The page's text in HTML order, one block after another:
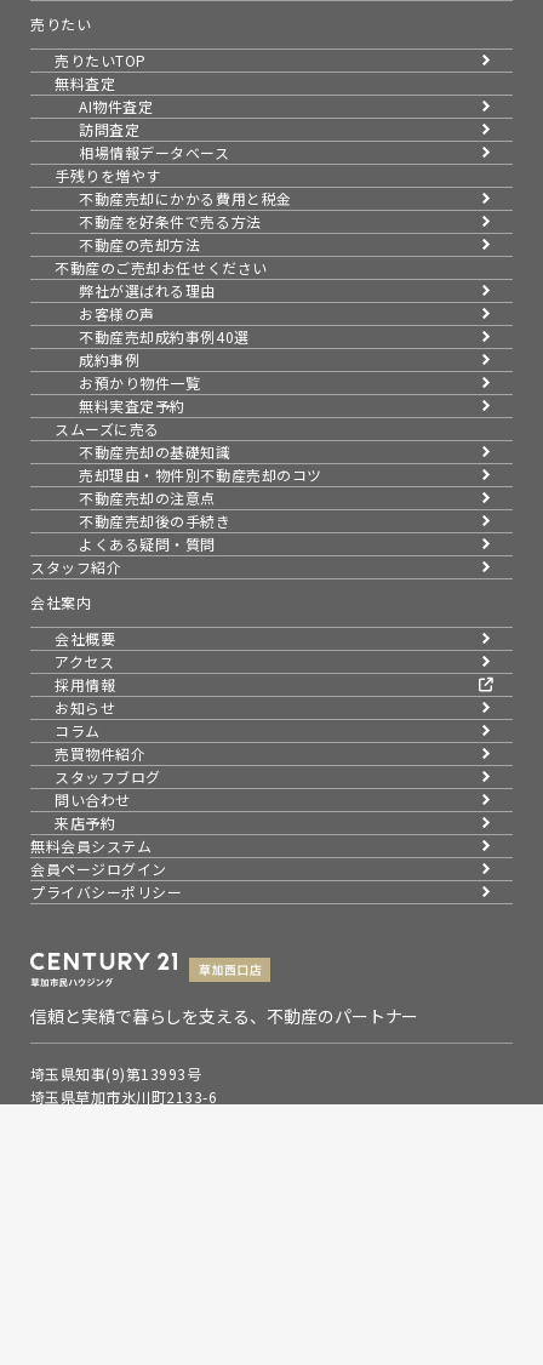
売りたい
売りたいTOP
無料査定
AI物件査定
訪問査定
相場情報データベース
手残りを増やす
不動産売却にかかる費用と税金
不動産を好条件で売る方法
不動産の売却方法
不動産のご売却お任せください
弊社が選ばれる理由
お客様の声
不動産売却成約事例40選
成約事例
お預かり物件一覧
無料実査定予約
スムーズに売る
不動産売却の基礎知識
売却理由・物件別不動産売却のコツ
不動産売却の注意点
不動産売却後の手続き
よくある疑問・質問
スタッフ紹介
会社案内
会社概要
アクセス
採用情報
お知らせ
コラム
売買物件紹介
スタッフブログ
問い合わせ
来店予約
無料会員システム
会員ページログイン
プライバシーポリシー
信頼と実績で暮らしを支える、不動産のパートナー
埼玉県知事(9)第13993号
埼玉県草加市氷川町2133-6